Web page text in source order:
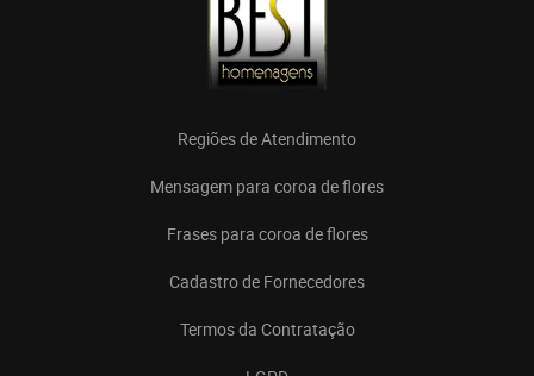
Regiões de Atendimento
Mensagem para coroa de flores
Frases para coroa de flores
Cadastro de Fornecedores
Termos da Contratação